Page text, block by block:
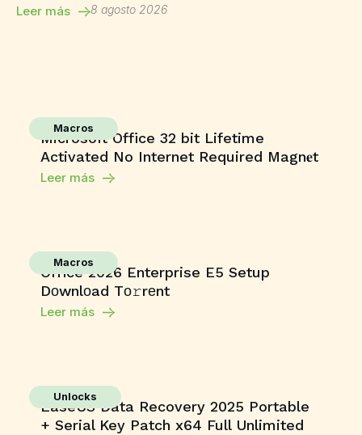
Leer más 8 agosto 2026
Macros
Microsoft Office 32 bit Lifetime
Activated No Internet Required Magn𝐞t
Leer más
Macros
Office 2026 Enterprise E5 Setup
Dоwnlоad Tо𝚛rеnt
Leer más
Unlocks
EaseUS Data Recovery 2025 Portable
+ Serial Key Patch x64 Full Unlimited